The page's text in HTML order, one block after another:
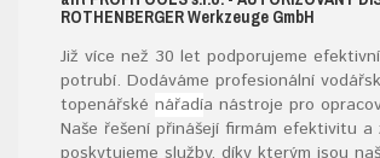
ROTHENBERGER Werkzeuge GmbH
Již více než 30 let podporujeme
potrubí. Dodáváme profesionální
topenářské nářadía nástroje pro
Naše řešení přinášejí firmám efektivitu a
poskytujeme služby, díky kterým jsou